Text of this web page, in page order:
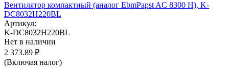
Вентилятор компактный (аналог EbmPapst AC 8300 H), K-
DC8032H220BL
Артикул:
K-DC8032H220BL
Нет в наличии
2 373.89 ₽
(Включая налог)